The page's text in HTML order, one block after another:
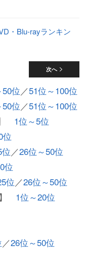
・Blu-rayランキン
次へ
位／51位～100位
位／51位～100位
1位～5位
位
／26位～50位
位
位／26位～50位
1位～20位
／26位～50位